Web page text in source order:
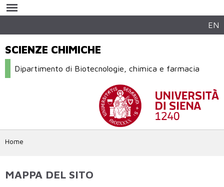
contenuto
EN
SCIENZE CHIMICHE
Dipartimento di Biotecnologie, chimica e farmacia
Home
MAPPA DEL SITO